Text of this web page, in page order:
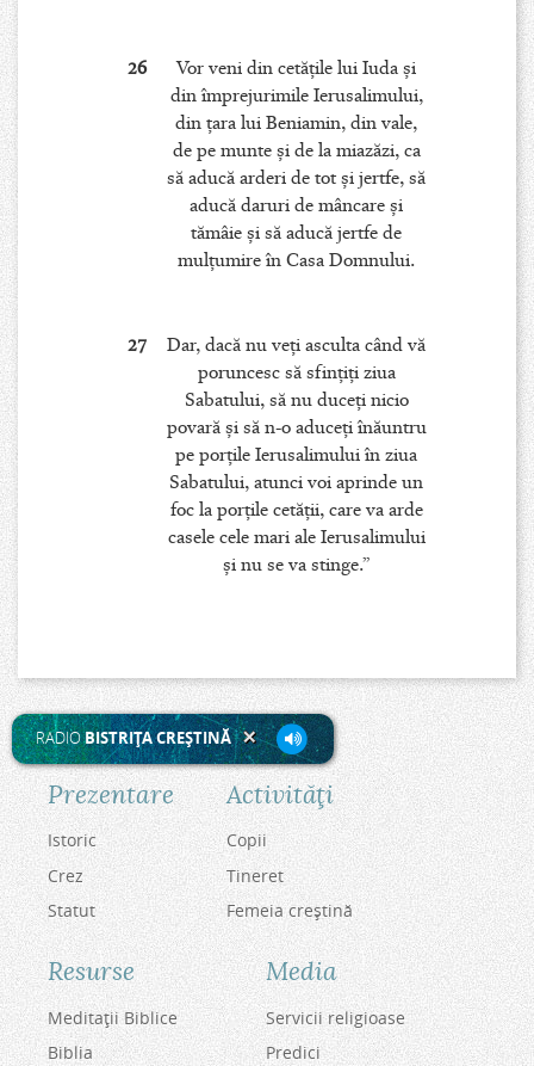
26
Vor veni din cetăţile lui Iuda şi
din împrejurimile Ierusalimului,
din ţara lui Beniamin, din vale,
de pe munte şi de la miazăzi, ca
să aducă arderi de tot şi jertfe, să
aducă daruri de mâncare şi
tămâie şi să aducă jertfe de
mulţumire în Casa Domnului.
27
Dar, dacă nu veţi asculta când vă
poruncesc să sfinţiţi ziua
Sabatului, să nu duceţi nicio
povară şi să n-o aduceţi înăuntru
pe porţile Ierusalimului în ziua
Sabatului, atunci voi aprinde un
foc la porţile cetăţii, care va arde
casele cele mari ale Ierusalimului
şi nu se va stinge.”
RADIOBISTRIŢA CREŞTINĂ
Prezentare
Istoric
Crez
Statut
Activităţi
Copii
Tineret
Femeia creştină
Resurse
Meditaţii Biblice
Biblia
Media
Servicii religioase
Predici